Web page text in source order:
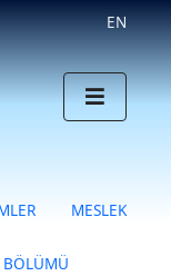
EN
MESLEK
BÖLÜMÜ